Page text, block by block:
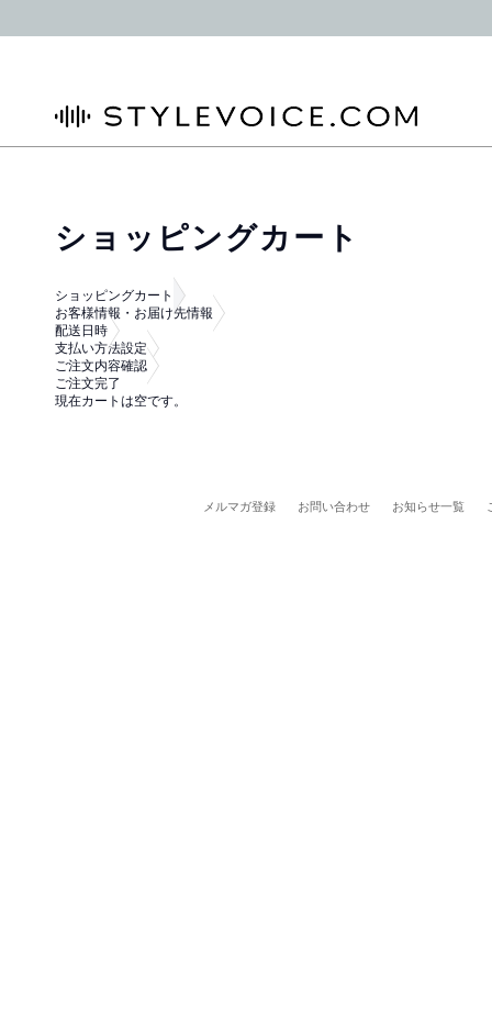
ショッピングカート
ショッピングカート
お客様情報・お届け先情報
配送日時
支払い方法設定
ご注文内容確認
ご注文完了
現在カートは空です。
メルマガ登録 お問い合わせ お知らせ一覧